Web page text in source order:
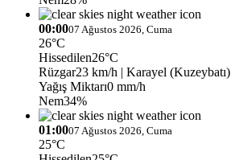
00:0007 Ağustos 2026, Cuma
26°C
Hissedilen26°C
Rüzgar23 km/h | Karayel (Kuzeybatı)
Yağış Miktarı0 mm/h
Nem34%
01:0007 Ağustos 2026, Cuma
25°C